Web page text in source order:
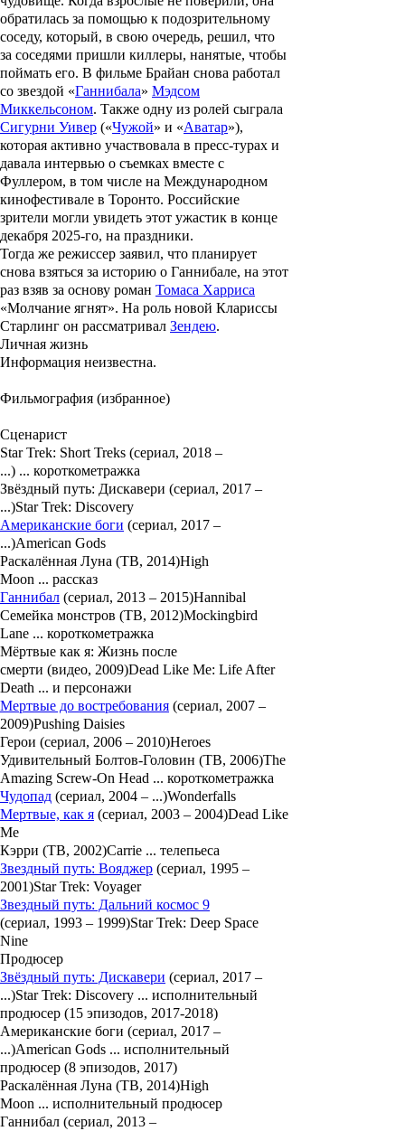
обратилась за помощью к подозрительному
соседу, который, в свою очередь, решил, что
за соседями пришли киллеры, нанятые, чтобы
поймать его. В фильме Брайан снова работал
со звездой «Ганнибала» Мэдсом
Миккельсоном. Также одну из ролей сыграла
Сигурни Уивер («Чужой» и «Аватар»),
которая активно участвовала в пресс-турах и
давала интервью о съемках вместе с
Фуллером, в том числе на Международном
кинофестивале в Торонто. Российские
зрители могли увидеть этот ужастик в конце
декабря 2025-го, на праздники.
Тогда же режиссер заявил, что планирует
снова взяться за историю о Ганнибале, на этот
раз взяв за основу роман Томаса Харриса
«Молчание ягнят». На роль новой Клариссы
Старлинг он рассматривал Зендею.
Личная жизнь
Информация неизвестна.
Фильмография (избранное)
Сценарист
Star Trek: Short Treks (сериал, 2018 –
...) ... короткометражка
Звёздный путь: Дискавери (сериал, 2017 –
...)Star Trek: Discovery
Американские боги (сериал, 2017 –
...)American Gods
Раскалённая Луна (ТВ, 2014)High
Moon ... рассказ
Ганнибал (сериал, 2013 – 2015)Hannibal
Семейка монстров (ТВ, 2012)Mockingbird
Lane ... короткометражка
Мёртвые как я: Жизнь после
смерти (видео, 2009)Dead Like Me: Life After
Death ... и персонажи
Мертвые до востребования (сериал, 2007 –
2009)Pushing Daisies
Герои (сериал, 2006 – 2010)Heroes
Удивительный Болтов-Головин (ТВ, 2006)The
Amazing Screw-On Head ... короткометражка
Чудопад (сериал, 2004 – ...)Wonderfalls
Мертвые, как я (сериал, 2003 – 2004)Dead Like
Me
Кэрри (ТВ, 2002)Carrie ... телепьеса
Звездный путь: Вояджер (сериал, 1995 –
2001)Star Trek: Voyager
Звездный путь: Дальний космос 9
(сериал, 1993 – 1999)Star Trek: Deep Space
Nine
Продюсер
Звёздный путь: Дискавери (сериал, 2017 –
...)Star Trek: Discovery ... исполнительный
продюсер (15 эпизодов, 2017-2018)
Американские боги (сериал, 2017 –
...)American Gods ... исполнительный
продюсер (8 эпизодов, 2017)
Раскалённая Луна (ТВ, 2014)High
Moon ... исполнительный продюсер
Ганнибал (сериал, 2013 –